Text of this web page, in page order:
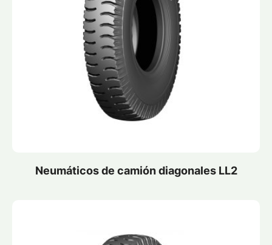
Neumáticos de camión diagonales LL2